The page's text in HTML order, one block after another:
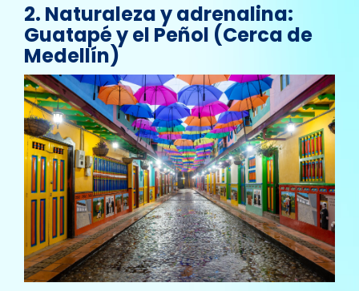
2. Naturaleza y adrenalina:
Guatapé y el Peñol (Cerca de
Medellín)